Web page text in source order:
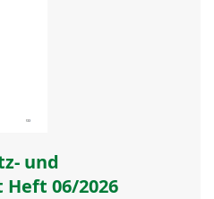
und
06/2026